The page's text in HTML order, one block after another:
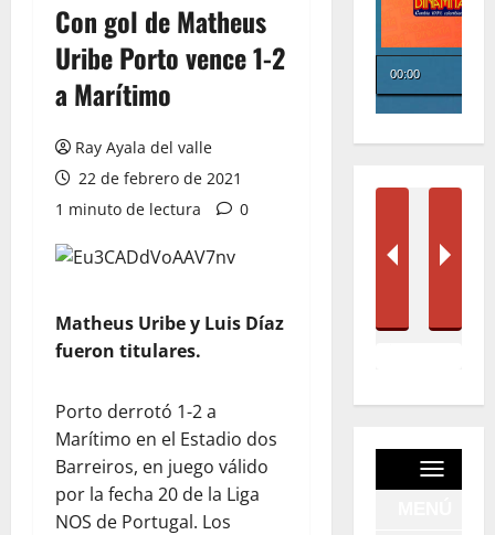
Con gol de Matheus
Uribe Porto vence 1-2
a Marítimo
Ray Ayala del valle
22 de febrero de 2021
1 minuto de lectura
0
Matheus Uribe y Luis Díaz
fueron titulares.
Porto derrotó 1-2 a
Marítimo en el Estadio dos
Barreiros, en juego válido
por la fecha 20 de la Liga
NOS de Portugal. Los